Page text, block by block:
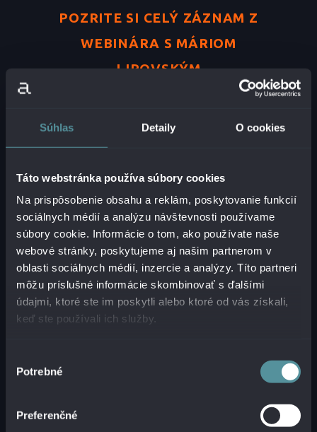
Súhlas Detaily O cookies
Táto webstránka používa súbory cookies
Na prispôsobenie obsahu a reklám, poskytovanie funkcií
sociálnych médií a analýzu návštevnosti používame
súbory cookie. Informácie o tom, ako používate naše
webové stránky, poskytujeme aj našim partnerom v
oblasti sociálnych médií, inzercie a analýzy. Títo partneri
môžu príslušné informácie skombinovať s ďalšími
údajmi, ktoré ste im poskytli alebo ktoré od vás získali,
keď ste používali ich služby.
súhlasu
Potrebné
Preferenčné
POZRITE SI CELÝ ZÁZNAM Z
WEBINÁRA S MÁRIOM
LIPOVSKÝM
RIADENIE PRÍSTUPOV
BeyondTrust tak firmám umožňuje mať prvýkrát
vzdialených prístupov deje. Správcovia dokážu